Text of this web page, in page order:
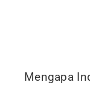
Mengapa